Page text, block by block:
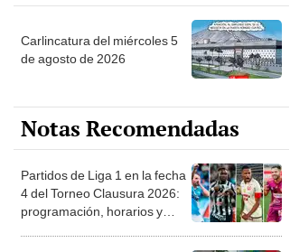
Carlincatura del miércoles 5
de agosto de 2026
Notas Recomendadas
Partidos de Liga 1 en la fecha
4 del Torneo Clausura 2026:
programación, horarios y